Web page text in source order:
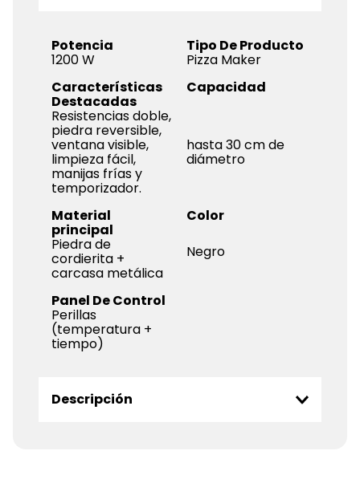
Potencia
1200 W
Tipo De Producto
Pizza Maker
Características
Destacadas
Resistencias doble,
piedra reversible,
ventana visible,
limpieza fácil,
manijas frías y
temporizador.
Capacidad
hasta 30 cm de
diámetro
Material
principal
Piedra de
cordierita +
carcasa metálica
Color
Negro
Panel De Control
Perillas
(temperatura +
tiempo)
Descripción